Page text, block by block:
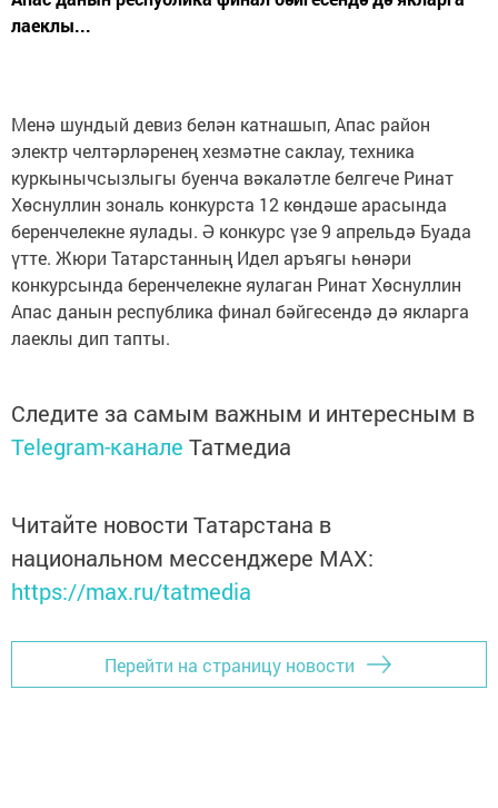
лаеклы...
Менә шундый девиз белән катнашып, Апас район
электр челтәрләренең хезмәтне саклау, техника
куркынычсызлыгы буенча вәкаләтле белгече Ринат
Хөснуллин зональ конкурста 12 көндәше арасында
беренчелекне яулады. Ә конкурс үзе 9 апрельдә Буада
үтте. Жюри Татарстанның Идел аръягы һөнәри
конкурсында беренчелекне яулаган Ринат Хөснуллин
Апас данын республика финал бәйгесендә дә якларга
лаеклы дип тапты.
Следите за самым важным и интересным в
Telegram-канале Татмедиа
Читайте новости Татарстана в
национальном мессенджере MАХ:
https://max.ru/tatmedia
Перейти на страницу новости